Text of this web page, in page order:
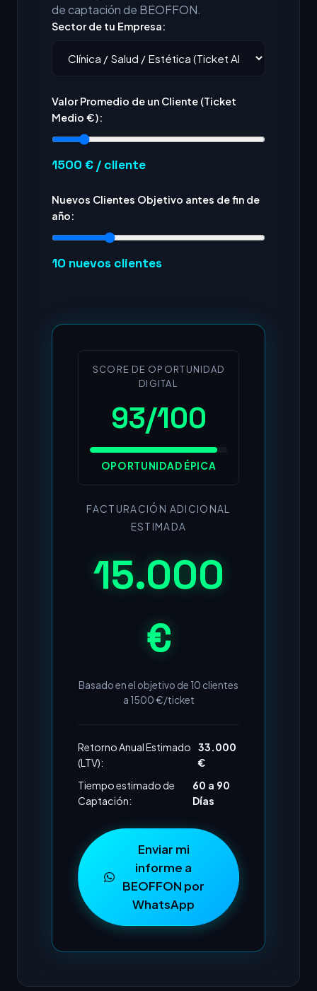
de captación de BEOFFON.
Sector de tu Empresa:
Valor Promedio de un Cliente (Ticket
Medio €):
1500 € / cliente
Nuevos Clientes Objetivo antes de fin de
año:
10 nuevos clientes
SCORE DE OPORTUNIDAD
DIGITAL
93/100
OPORTUNIDAD ÉPICA
FACTURACIÓN ADICIONAL
ESTIMADA
15.000
€
Basado en el objetivo de 10 clientes
a 1500€/ticket
Retorno Anual Estimado
(LTV):
33.000
€
Tiempo estimado de
Captación:
60 a 90
Días
Enviar mi
informe a
BEOFFON por
WhatsApp